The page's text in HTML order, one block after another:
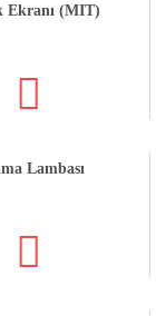
Ekranı (MIT)
Lambası